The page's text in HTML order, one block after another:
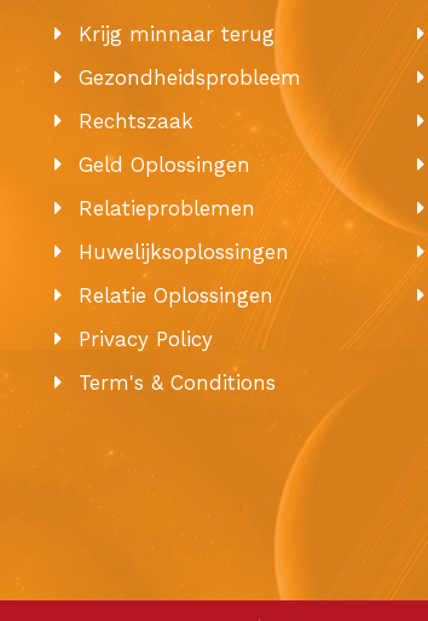
Krijg minnaar terug
Gezondheidsprobleem
Rechtszaak
Geld Oplossingen
Relatieproblemen
Huwelijksoplossingen
Relatie Oplossingen
Privacy Policy
Term's & Conditions